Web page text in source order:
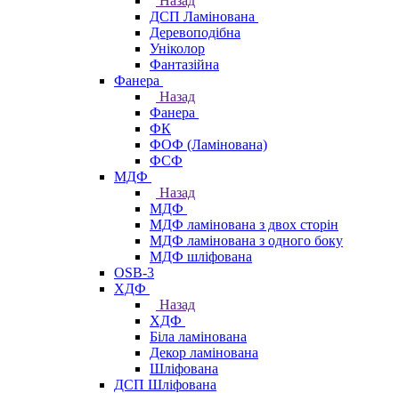
ДСП Ламінована
Деревоподібна
Уніколор
Фантазійна
Фанера
Назад
Фанера
ФК
ФОФ (Ламінована)
ФСФ
МДФ
Назад
МДФ
МДФ ламінована з двох сторін
МДФ ламінована з одного боку
МДФ шліфована
OSB-3
ХДФ
Назад
ХДФ
Біла ламінована
Декор ламінована
Шліфована
ДСП Шліфована